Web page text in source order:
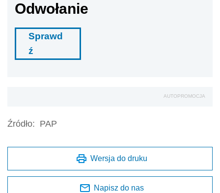
Odwołanie
Sprawd
ź
AUTOPROMOCJA
Źródło: PAP
Wersja do druku
Napisz do nas